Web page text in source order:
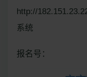
http://
系统
报名号：